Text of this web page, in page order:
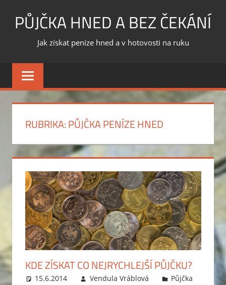
PŮJČKA HNED A BEZ ČEKÁNÍ
Jak získat peníze hned a v hotovosti na ruku
RUBRIKA:PŮJČKA PENÍZE HNED
KDE ZÍSKAT CO NEJRYCHLEJŠÍ PŮJČKU?
15.6.2014 Vendula Vráblová
Půjčka